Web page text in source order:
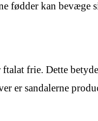
fødder kan
frie. Dette
er sandalerne